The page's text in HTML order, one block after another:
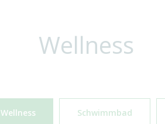
Wellness
Wellness Schwimmbad